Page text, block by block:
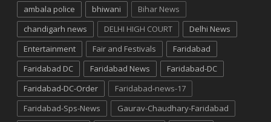
ambala police
bhiwani
Bihar News
chandigarh news
DELHI HIGH COURT
Delhi News
Entertainment
Fair and Festivals
Faridabad
Faridabad DC
Faridabad News
Faridabad-DC
Faridabad-DC-Order
Faridabad-news-17
Faridabad-Sps-News
Gaurav-Chaudhary-Faridabad